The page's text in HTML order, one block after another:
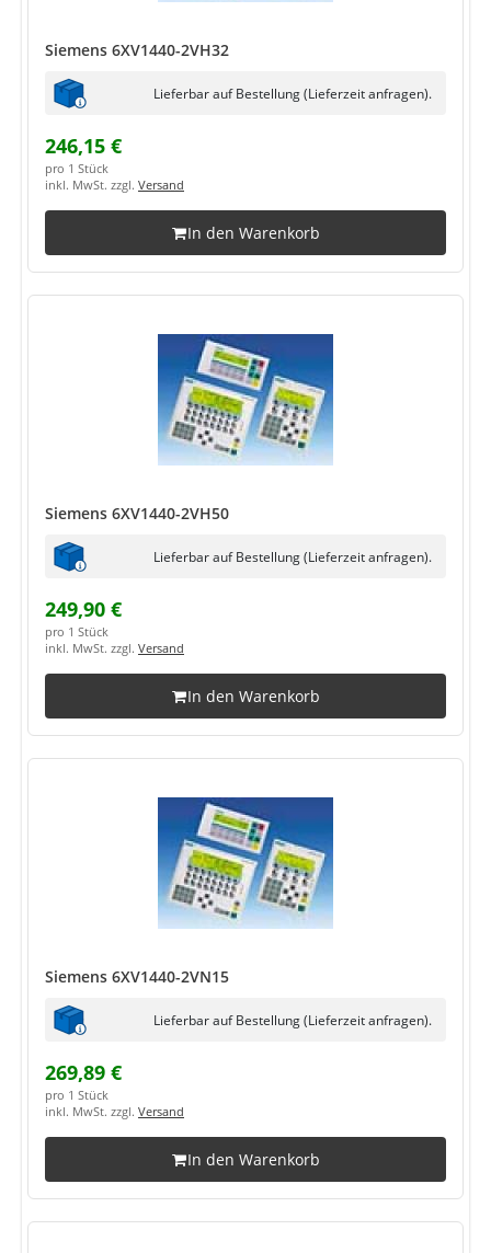
Siemens 6XV1440-2VH32
Lieferbar auf Bestellung (Lieferzeit anfragen).
246,15 €
pro 1 Stück
inkl. MwSt. zzgl. Versand
In den Warenkorb
Siemens 6XV1440-2VH50
Lieferbar auf Bestellung (Lieferzeit anfragen).
249,90 €
pro 1 Stück
inkl. MwSt. zzgl. Versand
In den Warenkorb
Siemens 6XV1440-2VN15
Lieferbar auf Bestellung (Lieferzeit anfragen).
269,89 €
pro 1 Stück
inkl. MwSt. zzgl. Versand
In den Warenkorb